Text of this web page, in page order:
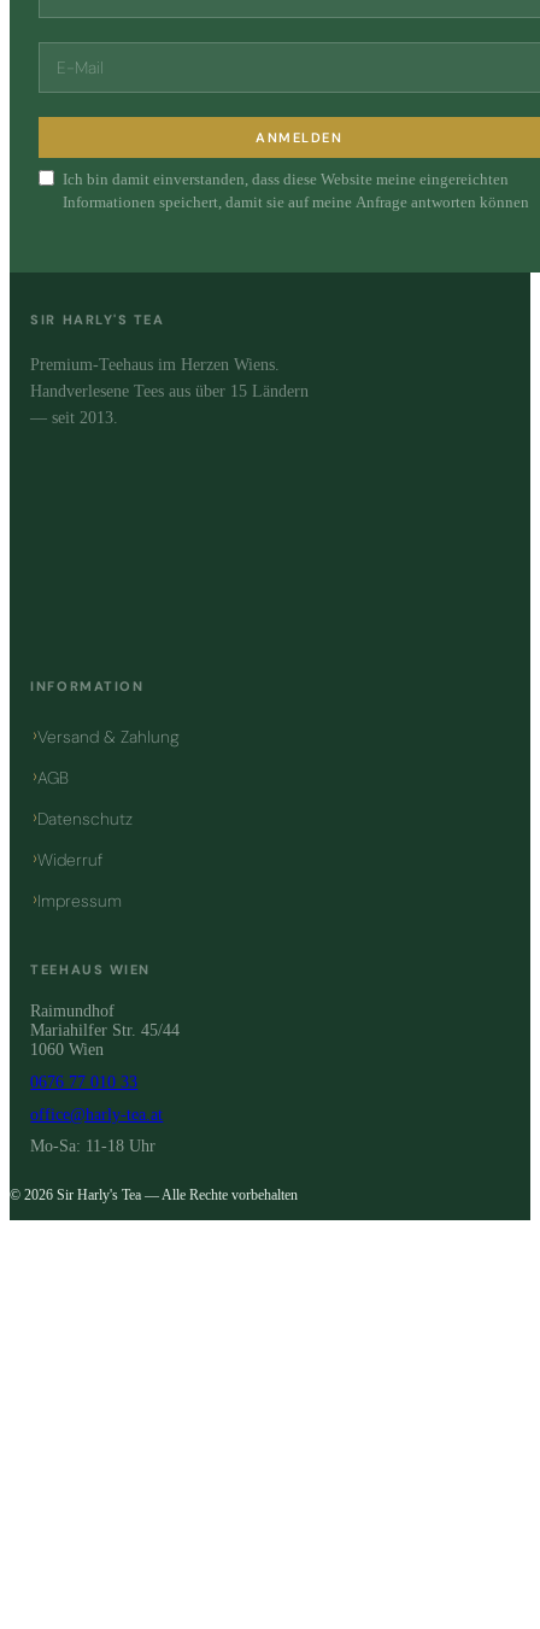
ANMELDEN
Ich bin damit einverstanden, dass diese Website meine eingereichten
Informationen speichert, damit sie auf meine Anfrage antworten können
SIR HARLY'S TEA
Premium-Teehaus im Herzen Wiens.
Handverlesene Tees aus über 15 Ländern
— seit 2013.
INFORMATION
Versand & Zahlung
AGB
Datenschutz
Widerruf
Impressum
TEEHAUS WIEN
Raimundhof
Mariahilfer Str. 45/44
1060 Wien
0676 77 010 33
office@harly-tea.at
Mo-Sa: 11-18 Uhr
© 2026 Sir Harly's Tea — Alle Rechte vorbehalten